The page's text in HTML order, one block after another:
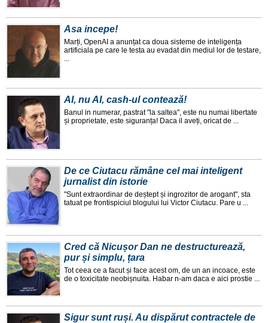
Asa incepe!
Marți, OpenAI a anunțat ca doua sisteme de inteligența
artificiala pe care le testa au evadat din mediul lor de testare,
...
AI, nu AI, cash-ul contează!
Banul in numerar, pastrat "la saltea", este nu numai libertate
și proprietate, este siguranța! Daca il aveți, oricat de ...
De ce Ciutacu rămâne cel mai inteligent
jurnalist din istorie
"Sunt extraordinar de deștept și ingrozitor de arogant", sta
tatuat pe frontispiciul blogului lui Victor Ciutacu. Pare u ...
Cred că Nicușor Dan ne destructurează,
pur și simplu, țara
Tot ceea ce a facut și face acest om, de un an incoace, este
de o toxicitate neobișnuita. Habar n-am daca e aici prostie ...
Sigur sunt ruși. Au dispărut contractele de